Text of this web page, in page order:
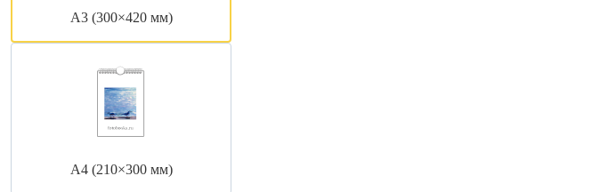
А3 (300×420 мм)
А4 (210×300 мм)